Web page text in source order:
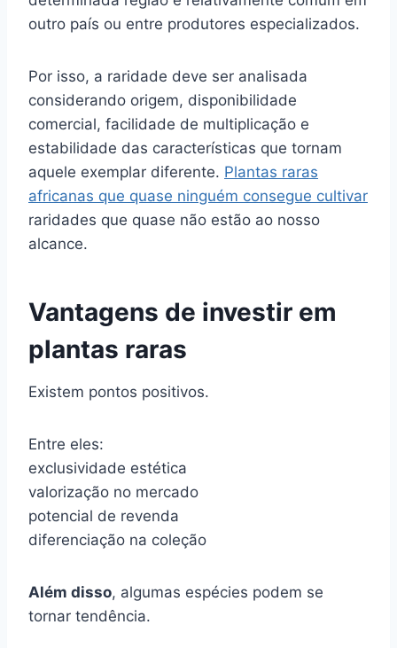
outro país ou entre produtores especializados.
Por isso, a raridade deve ser analisada
considerando origem, disponibilidade
comercial, facilidade de multiplicação e
estabilidade das características que tornam
aquele exemplar diferente. Plantas raras
africanas que quase ninguém consegue cultivar
raridades que quase não estão ao nosso
alcance.
Vantagens de investir em
plantas raras
Existem pontos positivos.
Entre eles:
exclusividade estética
valorização no mercado
potencial de revenda
diferenciação na coleção
Além disso, algumas espécies podem se
tornar tendência.